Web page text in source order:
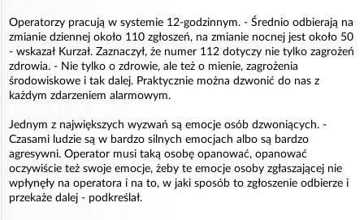
Operatorzy pracują w systemie 12-godzinnym. - Średnio odbierają na
zmianie dziennej około 110 zgłoszeń, na zmianie nocnej jest około 50
- wskazał Kurzał. Zaznaczył, że numer 112 dotyczy nie tylko zagrożeń
zdrowia. - Nie tylko o zdrowie, ale też o mienie, zagrożenia
środowiskowe i tak dalej. Praktycznie można dzwonić do nas z
każdym zdarzeniem alarmowym.
Jednym z największych wyzwań są emocje osób dzwoniących. -
Czasami ludzie są w bardzo silnych emocjach albo są bardzo
agresywni. Operator musi taką osobę opanować, opanować
oczywiście też swoje emocje, żeby te emocje osoby zgłaszającej nie
wpłynęły na operatora i na to, w jaki sposób to zgłoszenie odbierze i
przekaże dalej - podkreślał.